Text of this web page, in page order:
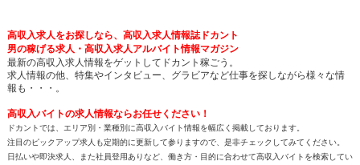
高収入求人をお探しなら、高収入求人情報誌ドカント
男の稼げる求人・高収入求人アルバイト情報マガジン
最新の高収入求人情報をゲットしてドカント稼ごう。
求人情報の他、特集やインタビュー、グラビアなど仕事を探しながら様々な情
報も・・・。
高収入バイトの求人情報ならお任せください！
ドカントでは、エリア別・業種別に高収入バイト情報を幅広く掲載しております。
注目のピックアップ求人も定期的に更新して参りますので、是非チェックしてみてください。
日払いや即決求人、また社員登用ありなど、働き方・目的に合わせて高収入バイトを検索してい